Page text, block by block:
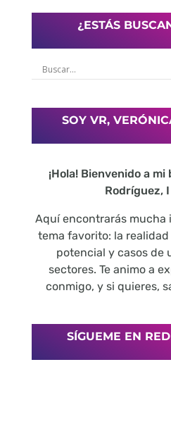
¿ESTÁS
SOY VR,
¡Hola! Bienvenido a
Rodríguez, I
Aquí encontrarás mucha
tema favorito: la
potencial y casos de
sectores. Te animo a
conmigo, y si quieres,
SÍGUEME EN